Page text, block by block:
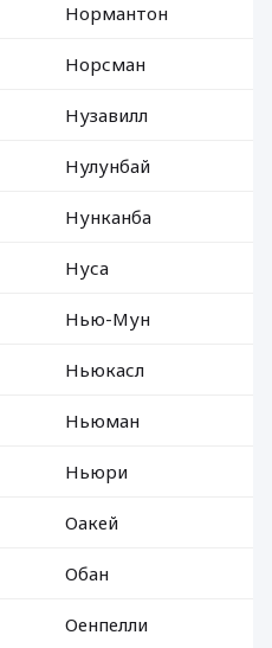
Нормантон
Норсман
Нузавилл
Нулунбай
Нунканба
Нуса
Нью-Мун
Ньюкасл
Ньюман
Ньюри
Оакей
Обан
Оенпелли